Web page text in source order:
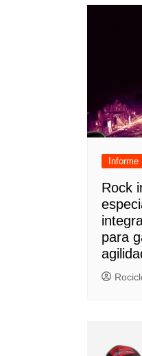
Informe
Rock
para